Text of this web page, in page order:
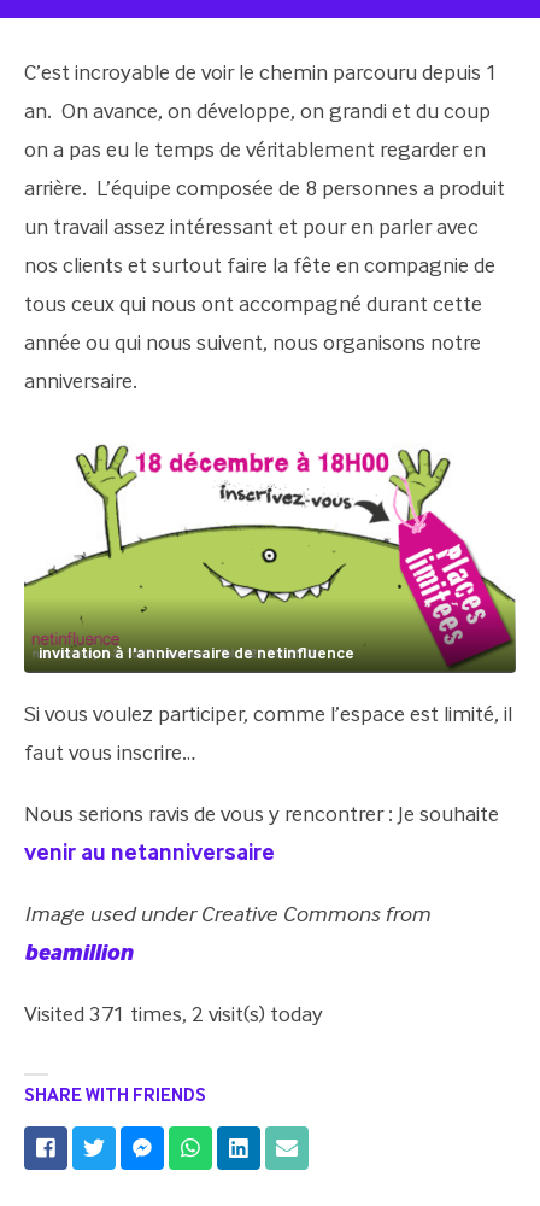
C’est incroyable de voir le chemin parcouru depuis 1
an. On avance, on développe, on grandi et du coup
on a pas eu le temps de véritablement regarder en
arrière. L’équipe composée de 8 personnes a produit
un travail assez intéressant et pour en parler avec
nos clients et surtout faire la fête en compagnie de
tous ceux qui nous ont accompagné durant cette
année ou qui nous suivent, nous organisons notre
anniversaire.
invitation à l'anniversaire de netinfluence
Si vous voulez participer, comme l’espace est limité, il
faut vous inscrire…
Nous serions ravis de vous y rencontrer : Je souhaite
venir au netanniversaire
Image used under Creative Commons from
beamillion
Visited 371 times, 2 visit(s) today
SHARE WITH FRIENDS